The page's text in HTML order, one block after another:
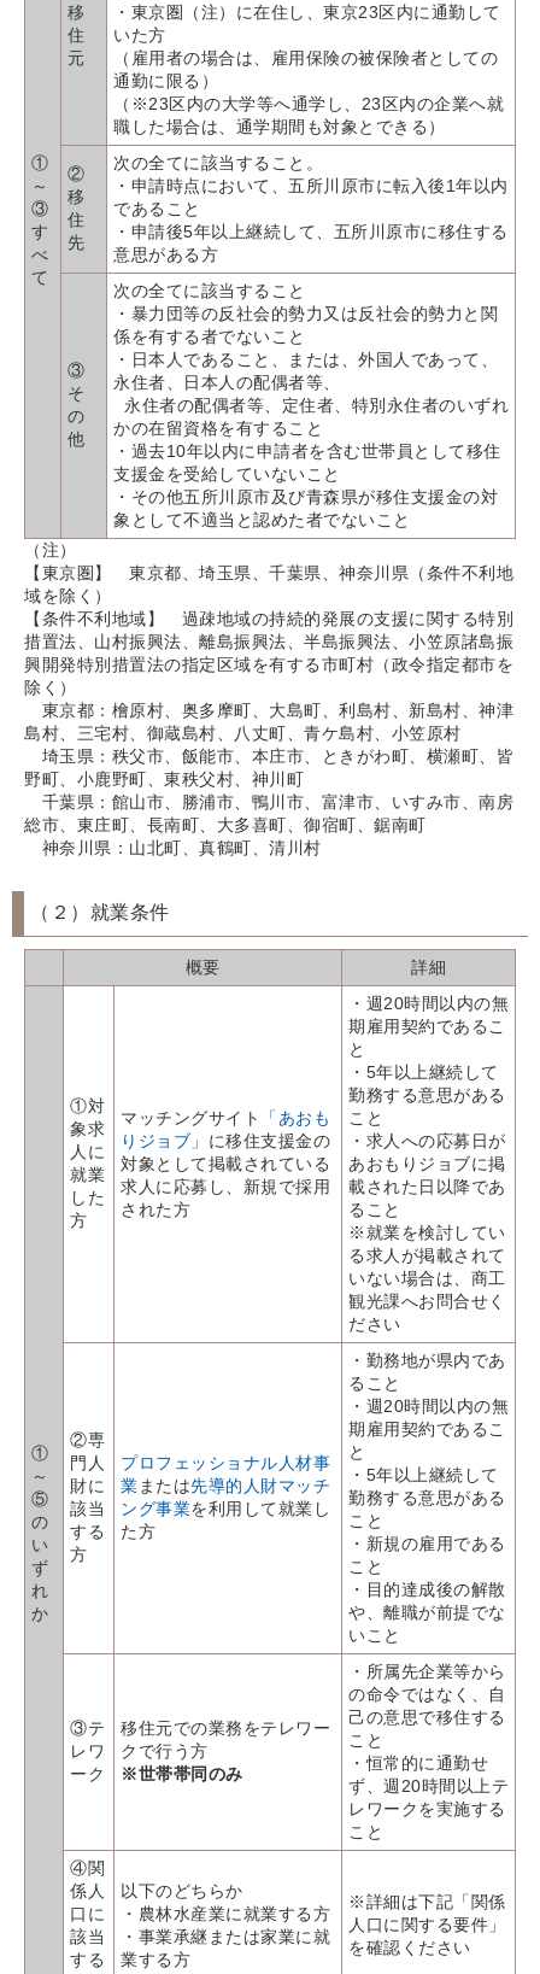
①
～
③
す
べ
て
移
住
元
・東京圏（注）に在住し、東京23区内に通勤して
いた方
（雇用者の場合は、雇用保険の被保険者としての
通勤に限る）
（※23区内の大学等へ通学し、23区内の企業へ就
職した場合は、通学期間も対象とできる）
②
移
住
先
次の全てに該当すること。
・申請時点において、五所川原市に転入後1年以内
であること
・申請後5年以上継続して、五所川原市に移住する
意思がある方
③
そ
の
他
次の全てに該当すること
・暴力団等の反社会的勢力又は反社会的勢力と関
係を有する者でないこと
・日本人であること、または、外国人であって、
永住者、日本人の配偶者等、
永住者の配偶者等、定住者、特別永住者のいずれ
かの在留資格を有すること
・過去10年以内に申請者を含む世帯員として移住
支援金を受給していないこと
・その他五所川原市及び青森県が移住支援金の対
象として不適当と認めた者でないこと
（注）
【東京圏】 東京都、埼玉県、千葉県、神奈川県（条件不利地
域を除く）
【条件不利地域】 過疎地域の持続的発展の支援に関する特別
措置法、山村振興法、離島振興法、半島振興法、小笠原諸島振
興開発特別措置法の指定区域を有する市町村（政令指定都市を
除く）
東京都：檜原村、奥多摩町、大島町、利島村、新島村、神津
島村、三宅村、御蔵島村、八丈町、青ケ島村、小笠原村
埼玉県：秩父市、飯能市、本庄市、ときがわ町、横瀬町、皆
野町、小鹿野町、東秩父村、神川町
千葉県：館山市、勝浦市、鴨川市、富津市、いすみ市、南房
総市、東庄町、長南町、大多喜町、御宿町、鋸南町
神奈川県：山北町、真鶴町、清川村
（２）就業条件
概要 詳細
①
～
⑤
の
い
ず
れ
か
①対
象求
人に
就業
した
方
マッチングサイト
「あおも
りジョブ」 に移住支援金の
対象として掲載されている
求人に応募し、新規で採用
された方
・週20時間以内の無
期雇用契約であるこ
と
・5年以上継続して
勤務する意思がある
こと
・求人への応募日が
あおもりジョブに掲
載された日以降であ
ること
※就業を検討してい
る求人が掲載されて
いない場合は、商工
観光課へお問合せく
ださい
②専
門人
財に
該当
する
方
プロフェッショナル人材事
業 または先導的人財マッチ
ング事業を利用して就業し
た方
・勤務地が県内であ
ること
・週20時間以内の無
期雇用契約であるこ
と
・5年以上継続して
勤務する意思がある
こと
・新規の雇用である
こと
・目的達成後の解散
や、離職が前提でな
いこと
③テ
レワ
ーク
移住元での業務をテレワー
クで行う方
※世帯帯同のみ
・所属先企業等から
の命令ではなく、自
己の意思で移住する
こと
・恒常的に通勤せ
ず、週20時間以上テ
レワークを実施する
こと
④関
係人
口に
該当
する
以下のどちらか
・農林水産業に就業する方
・事業承継または家業に就
業する方
※詳細は下記「関係
人口に関する要件」
を確認ください